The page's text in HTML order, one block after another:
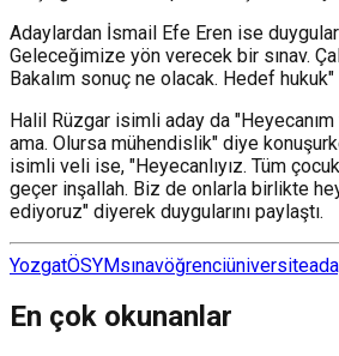
Adaylardan İsmail Efe Eren ise
Geleceğimize yön verecek bir sınav.
Bakalım sonuç ne olacak. Hedef
Halil Rüzgar isimli aday da
ama. Olursa mühendislik" diye
isimli veli ise, "Heyecanlıyız. Tüm
geçer inşallah. Biz de onlarla birlikte
ediyoruz" diyerek duygularını paylaştı.
YozgatÖSYMsınavöğrenciüniversite
En çok okunanlar